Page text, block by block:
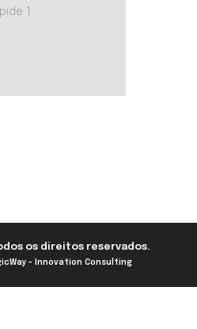
os direitos reservados.
- Innovation Consulting